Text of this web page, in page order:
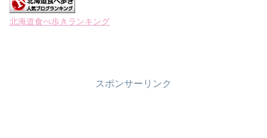
北海道食べ歩きランキング
スポンサーリンク